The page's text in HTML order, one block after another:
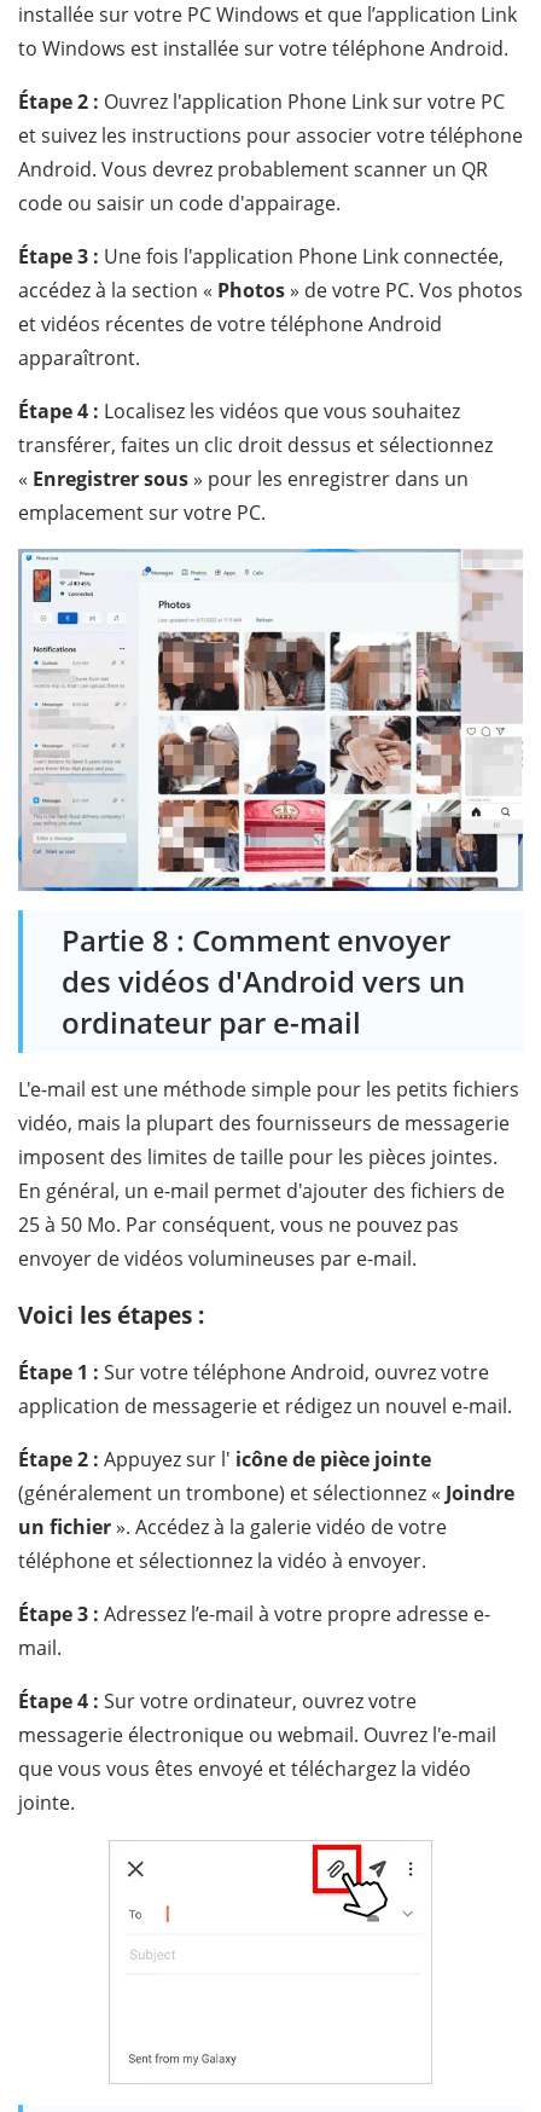
installée sur votre PC Windows et que l’application Link
to Windows est installée sur votre téléphone Android.
Étape 2 : Ouvrez l'application Phone Link sur votre PC
et suivez les instructions pour associer votre téléphone
Android. Vous devrez probablement scanner un QR
code ou saisir un code d'appairage.
Étape 3 : Une fois l'application Phone Link connectée,
accédez à la section « Photos» de votre PC. Vos photos
et vidéos récentes de votre téléphone Android
apparaîtront.
Étape 4 : Localisez les vidéos que vous souhaitez
transférer, faites un clic droit dessus et sélectionnez
« Enregistrer sous» pour les enregistrer dans un
emplacement sur votre PC.
Partie 8 : Comment envoyer
des vidéos d'Android vers un
ordinateur par e-mail
L'e-mail est une méthode simple pour les petits fichiers
vidéo, mais la plupart des fournisseurs de messagerie
imposent des limites de taille pour les pièces jointes.
En général, un e-mail permet d'ajouter des fichiers de
25 à 50 Mo. Par conséquent, vous ne pouvez pas
envoyer de vidéos volumineuses par e-mail.
Voici les étapes :
Étape 1 : Sur votre téléphone Android, ouvrez votre
application de messagerie et rédigez un nouvel e-mail.
Étape 2 : Appuyez sur l' icône de pièce jointe
(généralement un trombone) et sélectionnez « Joindre
un fichier». Accédez à la galerie vidéo de votre
téléphone et sélectionnez la vidéo à envoyer.
Étape 3 : Adressez l’e-mail à votre propre adresse e-
mail.
Étape 4 : Sur votre ordinateur, ouvrez votre
messagerie électronique ou webmail. Ouvrez l'e-mail
que vous vous êtes envoyé et téléchargez la vidéo
jointe.